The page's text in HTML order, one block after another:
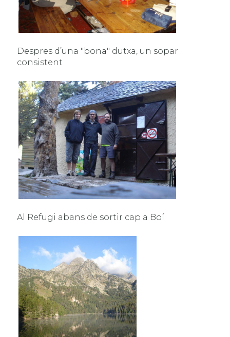
Despres d’una "bona" dutxa, un sopar
consistent
Al Refugi abans de sortir cap a Boí